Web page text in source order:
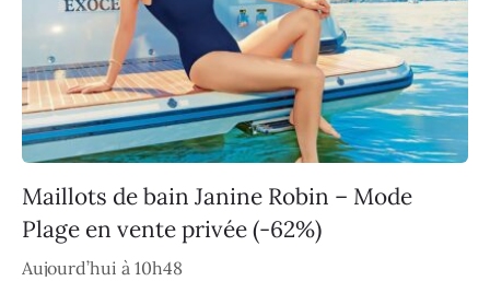
Maillots de bain Janine Robin – Mode
Plage en vente privée (-62%)
Aujourd’hui à 10h48